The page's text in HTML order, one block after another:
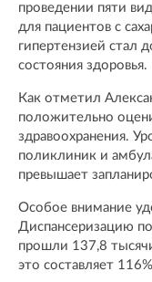
проведении пяти
для пациентов с
гипертензией стал
состояния здоровья.
Как отметил
положительно
здравоохранения.
поликлиник и
превышает
Особое внимание
Диспансеризацию
прошли 137,8
это составляет